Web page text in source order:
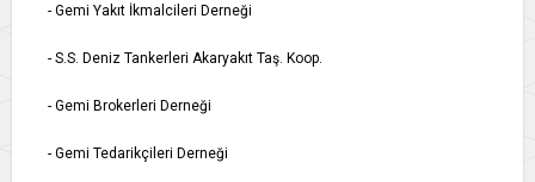
- Gemi Yakıt İkmalcileri Derneği
- S.S. Deniz Tankerleri Akaryakıt Taş. Koop.
- Gemi Brokerleri Derneği
- Gemi Tedarikçileri Derneği